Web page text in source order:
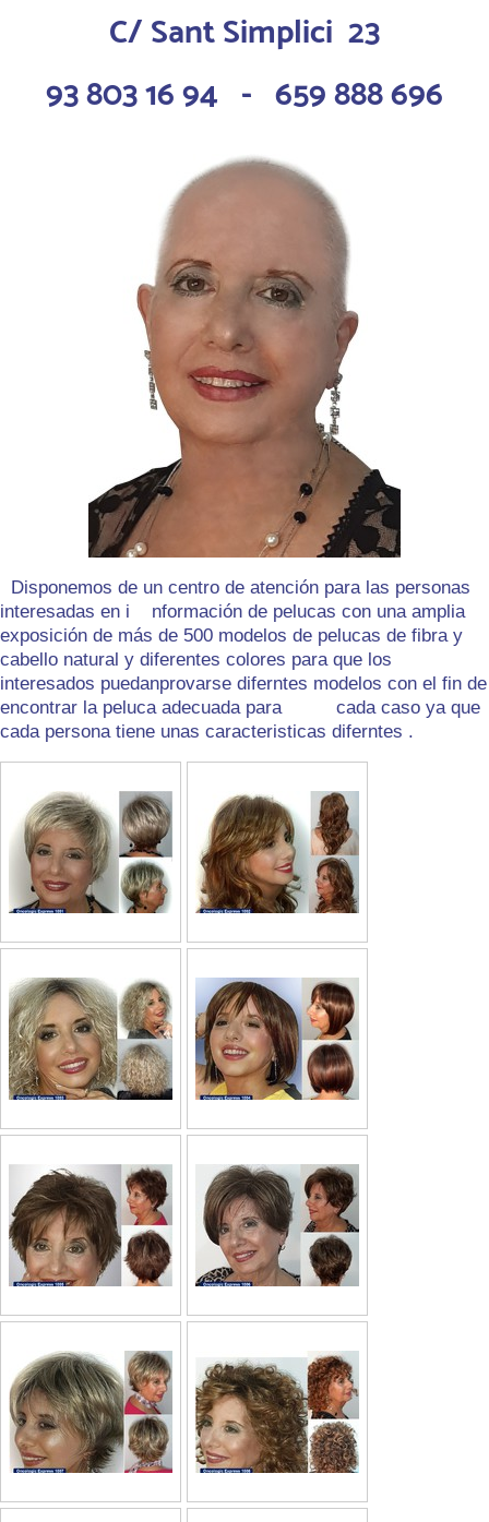
C/ Sant Simplici 23
93 803 16 94 - 659 888 696
Disponemos de un centro de atención para las personas
interesadas en i nformación de pelucas con una amplia
exposición de más de 500 modelos de pelucas de fibra y
cabello natural y diferentes colores para que los
interesados puedanprovarse diferntes modelos con el fin de
encontrar la peluca adecuada para cada caso ya que
cada persona tiene unas caracteristicas diferntes .